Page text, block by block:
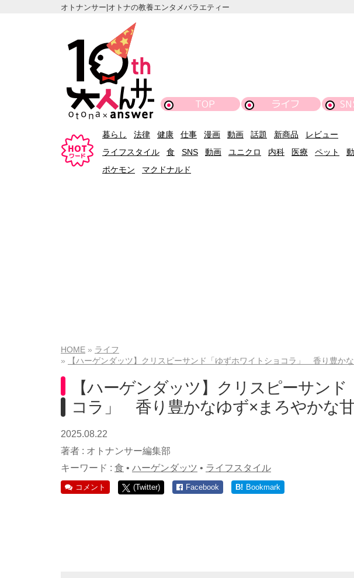
オトナンサー|オトナの教養エンタメバラエティー
TOP ライフ
暮らし 法律 健康 仕事 漫画 動画 話題 新商品
レビュー
ライフスタイル
食 SNS 動画 ユニクロ 内科 医療 ペット
ポケモン
マクドナルド
HOME
ライフ
【ハーゲンダッツ】クリスピーサンド「ゆずホワイトショコラ」 香り豊か
【ハーゲンダッツ】クリスピーサン
コラ」 香り豊かなゆず×まろやかな
2025.08.22
著者 : オトナンサー編集部
キーワード : 食 • ハーゲンダッツ • ライフスタイル
コメント (Twitter) Facebook B! Bookmark